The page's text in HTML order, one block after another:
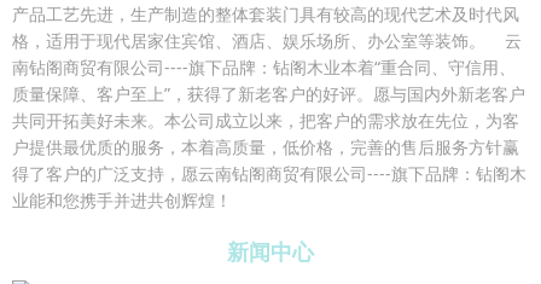
产品工艺先进，生产制造的整体套装门具有较高的现代艺术及时代风
格，适用于现代居家住宾馆、酒店、娱乐场所、办公室等装饰。 云
南钻阁商贸有限公司----旗下品牌：钻阁木业本着“重合同、守信用、
质量保障、客户至上”，获得了新老客户的好评。愿与国内外新老客户
共同开拓美好未来。本公司成立以来，把客户的需求放在先位，为客
户提供最优质的服务，本着高质量，低价格，完善的售后服务方针赢
得了客户的广泛支持，愿云南钻阁商贸有限公司----旗下品牌：钻阁木
业能和您携手并进共创辉煌！
新闻中心